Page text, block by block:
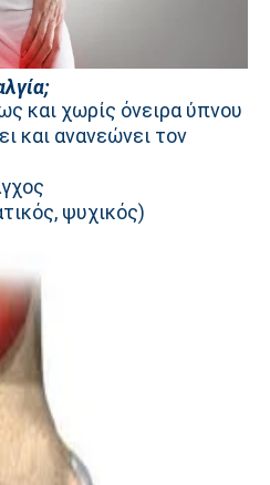
και χωρίς όνειρα ύπνου
και ανανεώνει τον
ψυχικός)